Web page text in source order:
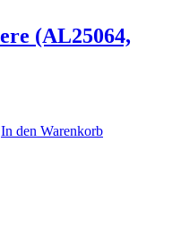
(AL25064,
In den Warenkorb